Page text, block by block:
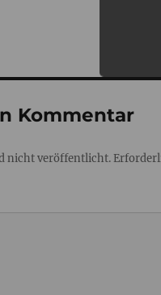
Kommentar
nicht veröffentlicht.